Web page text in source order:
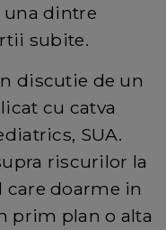
dintre
subite.
discutie de un
cu catva
SUA.
riscurilor la
care doarme in
prim plan o alta